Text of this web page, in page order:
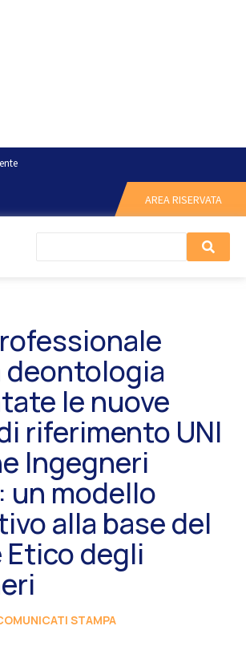
AREA RISERVATA
deontologia
le nuove
riferimento UNI
Ingegneri
un modello
alla base del
Etico degli
STAMPA